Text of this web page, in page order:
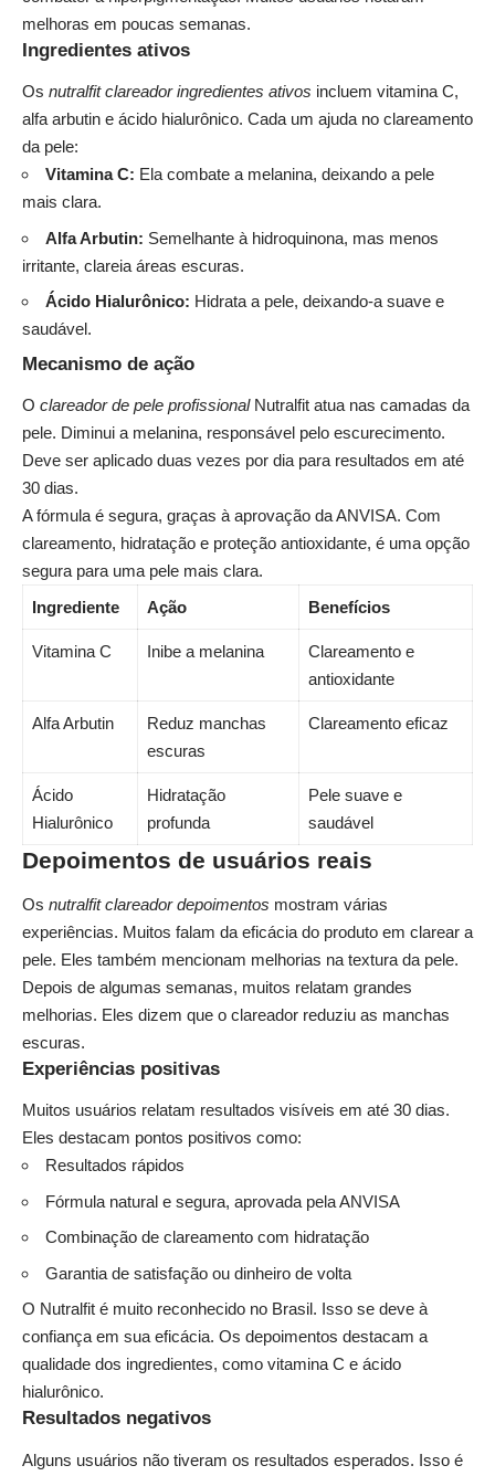
melhoras em poucas semanas.
Ingredientes ativos
Os nutralfit clareador ingredientes ativos incluem vitamina C,
alfa arbutin e ácido hialurônico. Cada um ajuda no clareamento
da pele:
Vitamina C: Ela combate a melanina, deixando a pele
mais clara.
Alfa Arbutin: Semelhante à hidroquinona, mas menos
irritante, clareia áreas escuras.
Ácido Hialurônico: Hidrata a pele, deixando-a suave e
saudável.
Mecanismo de ação
O clareador de pele profissionalNutralfit atua nas camadas da
pele. Diminui a melanina, responsável pelo escurecimento.
Deve ser aplicado duas vezes por dia para resultados em até
30 dias.
A fórmula é segura, graças à aprovação da ANVISA. Com
clareamento, hidratação e proteção antioxidante, é uma opção
segura para uma pele mais clara.
Ingrediente
Ação Benefícios
Vitamina C Inibe a melanina
Clareamento e
antioxidante
Alfa Arbutin
Reduz manchas
escuras
Clareamento eficaz
Ácido
Hialurônico
Hidratação
profunda
Pele suave e
saudável
Depoimentos de usuários reais
Os nutralfit clareador depoimentos mostram várias
experiências. Muitos falam da eficácia do produto em clarear a
pele. Eles também mencionam melhorias na textura da pele.
Depois de algumas semanas, muitos relatam grandes
melhorias. Eles dizem que o clareador reduziu as manchas
escuras.
Experiências positivas
Muitos usuários relatam resultados visíveis em até 30 dias.
Eles destacam pontos positivos como:
Resultados rápidos
Fórmula natural e segura, aprovada pela ANVISA
Combinação de clareamento com hidratação
Garantia de satisfação ou dinheiro de volta
O Nutralfit é muito reconhecido no Brasil. Isso se deve à
confiança em sua eficácia. Os depoimentos destacam a
qualidade dos ingredientes, como vitamina C e ácido
hialurônico.
Resultados negativos
Alguns usuários não tiveram os resultados esperados. Isso é